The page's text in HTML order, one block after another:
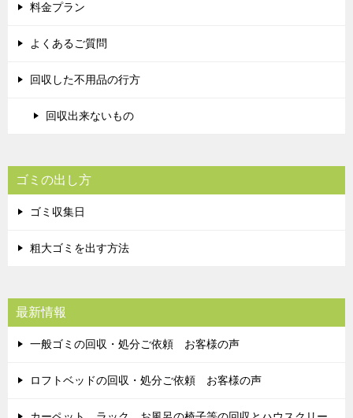
料金プラン
よくあるご質問
回収した不用品の行方
回収出来ないもの
ゴミの出し方
ゴミ収集日
粗大ゴミを出す方法
最新情報
一般ゴミの回収・処分ご依頼 お客様の声
ロフトベッドの回収・処分ご依頼 お客様の声